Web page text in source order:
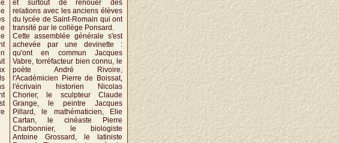
et surtout de renouer des
relations avec les anciens élèves
du lycée de Saint-Romain qui ont
transité par le collège Ponsard.
Cette assemblée générale s'est
achevée par une devinette :
qu'ont en commun Jacques
Vabre, torréfacteur bien connu, le
poète André Rivoire,
l'Académicien Pierre de Boissat,
l'écrivain historien Nicolas
Chorier, le sculpteur Claude
Grange, le peintre Jacques
Pillard, le mathématicien, Elie
Cartan, le cinéaste Pierre
Charbonnier, le biologiste
Antoine Grossard, le latiniste